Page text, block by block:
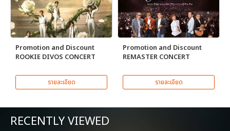
Promotion and Discount
ROOKIE DIVOS CONCERT
รายละเอียด
Promotion and Discount
REMASTER CONCERT
รายละเอียด
RECENTLY VIEWED